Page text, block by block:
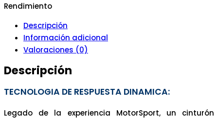
Rendimiento
Descripción
Información adicional
Valoraciones (0)
Descripción
TECNOLOGIA DE RESPUESTA DINAMICA:
Legado de la experiencia MotorSport, un cinturón